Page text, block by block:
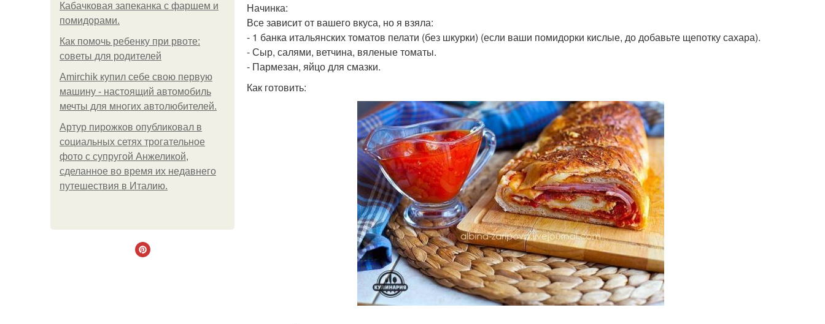
Кабачковая запеканка с фаршем и
помидорами.
Как помочь ребенку при рвоте:
советы для родителей
Amirchik купил себе свою первую
машину - настоящий автомобиль
мечты для многих автолюбителей.
Артур пирожков опубликовал в
социальных сетях трогательное
фото с супругой Анжеликой,
сделанное во время их недавнего
путешествия в Италию.
Начинка:
Все зависит от вашего вкуса, но я взяла:
- 1 банка итальянских томатов пелати (без шкурки) (если ваши помидорки кислые, до добавьте щепотку сахара).
- Сыр, салями, ветчина, вяленые томаты.
- Пармезан, яйцо для смазки.
Как готовить: